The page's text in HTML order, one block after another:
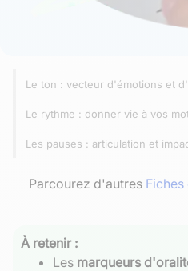
Le ton : vecteur d'émotions et
Le rythme : donner vie à vos
Les pauses : articulation et
Parcourez d'autres Fiches
À retenir :
Les marqueurs